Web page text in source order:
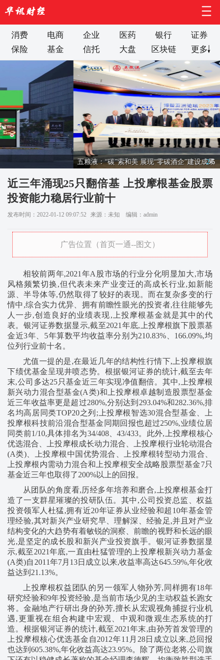
消费 电商 企业 医药 银行
证券
保险
基金 信托 大盘 区块链 更多
五粮液：“碳”索和美 展现“零碳酒企”建设成果 2/5
近三年涌现25只翻倍基 上投摩根基金股票
投资能力稳居行业前十
发布时间：2022-01-12 09:07:52 来源：未知 编辑：admin
广告位置（首页一通--图文）
相较前两年,2021年A股市场的行业分化明显加大,市场
风格频繁切换,但代表未来产业变迁的高成长行业,如新能
源、半导体等,仍然取得了较好的表现。而在复杂多变的行
情中,综合实力优异、拥有前瞻性眼光的投资者,往往能够先
人一步,创造良好的业绩表现,上投摩根基金就是其中的代
表。银河证券数据显示,截至2021年底,上投摩根旗下股票基
金近3年、5年算数平均收益率分别为210.83%、166.09%,均
位列行业前十名。
尤值一提的是,在最近几年的结构性行情下,上投摩根旗
下绩优基金呈现井喷态势。根据银河证券的统计,截至去年
末,公司多达25只基金近三年实现净值翻倍。其中,上投摩根
新兴动力混合型基金(A类)和上投摩根卓越制造股票型基金
近三年收益率更是超过280%,分别达到293.04%和282.36%,排
名均高居同类TOP20之列;上投摩根智选30混合型基金、上
投摩根科技前沿混合型基金同期回报也超过250%,业绩位居
同类前1/10,具体排名为34/408、43/433。此外,上投摩根核心
优选混合、上投摩根成长动力混合、上投摩根行业轮动混合
(A类)、上投摩根中国优势混合、上投摩根转型动力混合、
上投摩根内需动力混合和上投摩根安全战略股票型基金7只
基金近三年也取得了200%以上的回报。
从团队的角度看,历经多年培养和磨合,上投摩根基金打
造了一支群星璀璨的投研队伍。其中,公司投资总监、权益
投资领军人杜猛,拥有近20年证券从业经验和超10年基金管
理经验,其对新兴产业研究早、理解深、经验足,并且对产业
结构变化的大趋势有着敏锐的洞察、前瞻的视野和长远的眼
光,是坚定的成长股和新兴产业投资旗手。银河证券数据显
示,截至2021年底,一直由杜猛管理的上投摩根新兴动力基金
(A类)自2011年7月13日成立以来,收益率高达645.59%,年化收
益达到21.13%。
上投摩根权益团队的另一领军人物孙芳,同样拥有18年
研究经验和9年投资经验,是当前市场少见的主动权益长跑女
将。金融地产行研出身的孙芳,擅长从宏观视角捕捉行业机
遇,更重视在组合构建中宏观、中观和微观生态系统的打
造。根据银河证券的统计,截至2021年末,由孙芳首发管理的
上投摩根核心优选基金自2012年11月28日成立以来,总回报
也达到605.38%,年化收益高达23.95%。除了两位老将,公司旗